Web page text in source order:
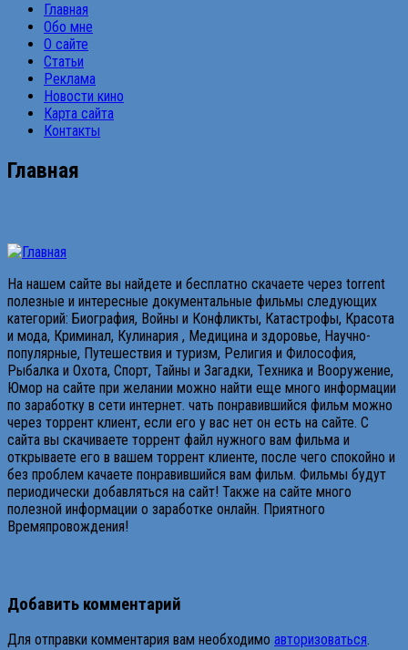
Главная
Обо мне
О сайте
Статьи
Реклама
Новости кино
Карта сайта
Контакты
Главная
На нашем сайте вы найдете и бесплатно скачаете через torrent
полезные и интересные документальные фильмы следующих
категорий: Биография, Войны и Конфликты, Катастрофы, Красота
и мода, Криминал, Кулинария , Медицина и здоровье, Научно-
популярные, Путешествия и туризм, Религия и Философия,
Рыбалка и Охота, Спорт, Тайны и Загадки, Техника и Вооружение,
Юмор на сайте при желании можно найти еще много информации
по заработку в сети интернет. чать понравившийся фильм можно
через торрент клиент, если его у вас нет он есть на сайте. С
сайта вы скачиваете торрент файл нужного вам фильма и
открываете его в вашем торрент клиенте, после чего спокойно и
без проблем качаете понравившийся вам фильм. Фильмы будут
периодически добавляться на сайт! Также на сайте много
полезной информации о заработке онлайн. Приятного
Времяпровождения!
Добавить комментарий
Для отправки комментария вам необходимо авторизоваться.